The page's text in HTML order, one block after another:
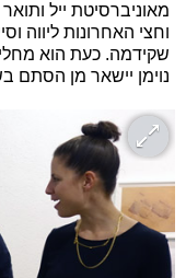
מאוניברסיטת ייל
וחצי האחרונות ליווה
שקידמה. כעת הוא
נוימן יישאר מן הסתם